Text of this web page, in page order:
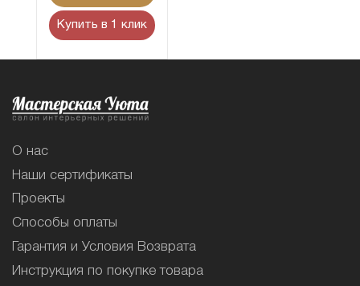
Купить в 1 клик
О нас
Наши сертификаты
Проекты
Способы оплаты
Гарантия и Условия Возврата
Инструкция по покупке товара